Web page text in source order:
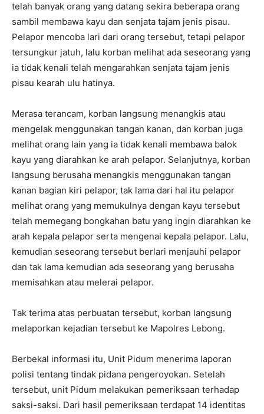
telah banyak orang yang datang sekira beberapa orang
sambil membawa kayu dan senjata tajam jenis pisau.
Pelapor mencoba lari dari orang tersebut, tetapi pelapor
tersungkur jatuh, lalu korban melihat ada seseorang yang
ia tidak kenali telah mengarahkan senjata tajam jenis
pisau kearah ulu hatinya.
Merasa terancam, korban langsung menangkis atau
mengelak menggunakan tangan kanan, dan korban juga
melihat orang lain yang ia tidak kenali membawa balok
kayu yang diarahkan ke arah pelapor. Selanjutnya, korban
langsung berusaha menangkis menggunakan tangan
kanan bagian kiri pelapor, tak lama dari hal itu pelapor
melihat orang yang memukulnya dengan kayu tersebut
telah memegang bongkahan batu yang ingin diarahkan ke
arah kepala pelapor serta mengenai kepala pelapor. Lalu,
kemudian seseorang tersebut berlari menjauhi pelapor
dan tak lama kemudian ada seseorang yang berusaha
memisahkan atau melerai pelapor.
Tak terima atas perbuatan tersebut, korban langsung
melaporkan kejadian tersebut ke Mapolres Lebong.
Berbekal informasi itu, Unit Pidum menerima laporan
polisi tentang tindak pidana pengeroyokan. Setelah
tersebut, unit Pidum melakukan pemeriksaan terhadap
saksi-saksi. Dari hasil pemeriksaan terdapat 14 identitas